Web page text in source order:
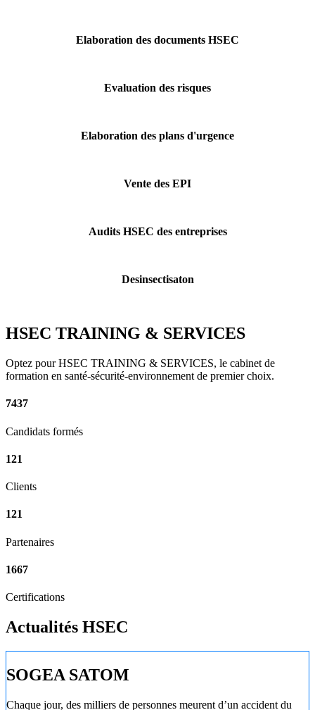
Elaboration des documents HSEC
Evaluation des risques
Elaboration des plans d'urgence
Vente des EPI
Audits HSEC des entreprises
Desinsectisaton
HSEC TRAINING & SERVICES
Optez pour HSEC TRAINING & SERVICES, le cabinet de
formation en santé-sécurité-environnement de premier choix.
7437
Candidats formés
121
Clients
121
Partenaires
1667
Certifications
Actualités HSEC
SOGEA SATOM
Chaque jour, des milliers de personnes meurent d’un accident du